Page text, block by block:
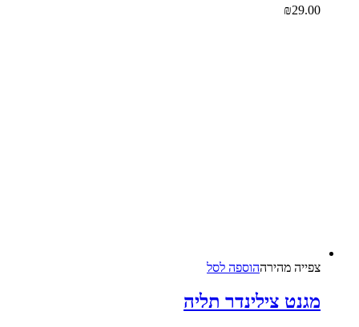
₪29.00
צפייה‬ ‫מהירה‬הוספה לסל
מגנט צילינדר תליה